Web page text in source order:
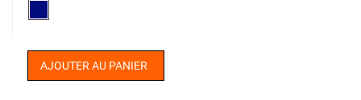
AJOUTER AU PANIER